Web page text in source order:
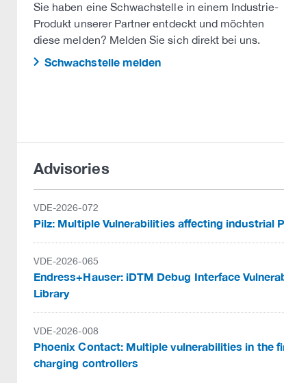
Sie haben eine Schwachstelle in einem Industrie-
Produkt unserer Partner entdeckt und möchten
diese melden? Melden Sie sich direkt bei uns.
Schwachstelle melden
Advisories
VDE-2026-072
Pilz: Multiple Vulnerabilities affecting industrial
VDE-2026-065
Endress+Hauser: iDTM Debug Interface
Library
VDE-2026-008
Phoenix Contact: Multiple vulnerabilities in the
charging controllers